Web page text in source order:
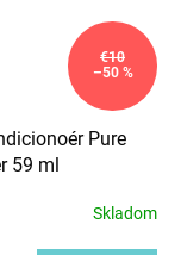
€10
–50 %
Pure
59 ml
Skladom